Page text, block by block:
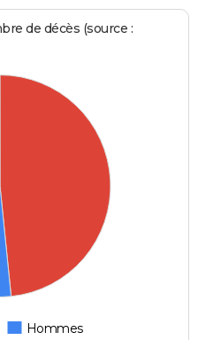
de décès (source :
Hommes